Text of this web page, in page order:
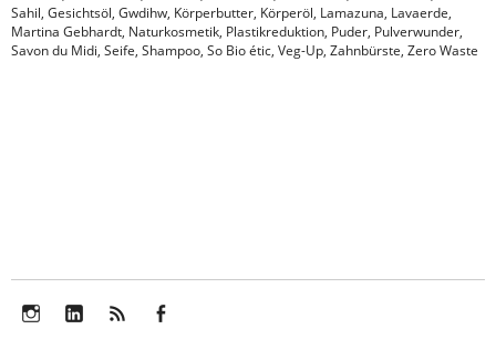
Sahil, Gesichtsöl, Gwdihw, Körperbutter, Körperöl, Lamazuna, Lavaerde,
Martina Gebhardt, Naturkosmetik, Plastikreduktion, Puder, Pulverwunder,
Savon du Midi, Seife, Shampoo, So Bio étic, Veg-Up, Zahnbürste, Zero Waste